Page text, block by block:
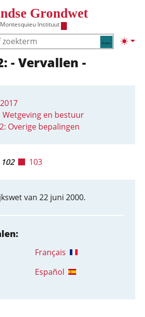
Grondwet
Montesquieu Instituut
Zoeken
verbergen
- Vervallen -
Wetgeving en bestuur
Overige bepalingen
103
van 22 juni 2000.
Français
Español